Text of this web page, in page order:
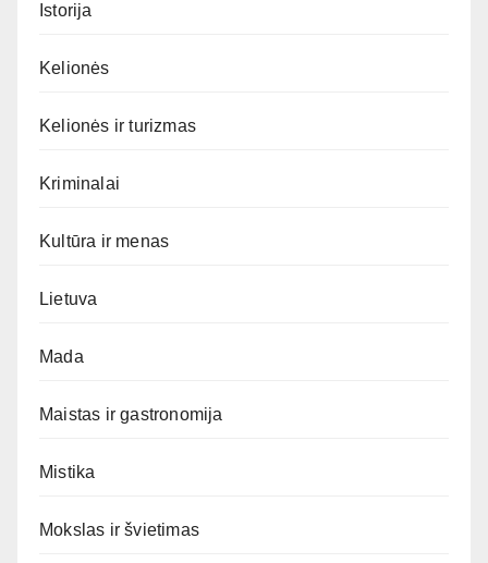
Istorija
Kelionės
Kelionės ir turizmas
Kriminalai
Kultūra ir menas
Lietuva
Mada
Maistas ir gastronomija
Mistika
Mokslas ir švietimas